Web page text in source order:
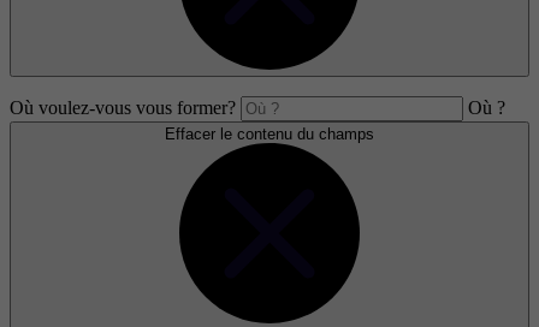
Où voulez-vous vous former? Où ?
Effacer le contenu du champs